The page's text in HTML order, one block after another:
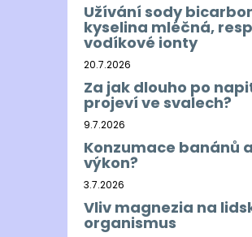
Užívání sody
kyselina mléčná,
vodíkové ionty
20.7.2026
Za jak dlouho po
projeví ve svalech?
9.7.2026
Konzumace banánů
výkon?
3.7.2026
Vliv magnezia na
organismus